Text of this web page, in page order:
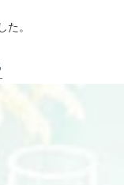
た。